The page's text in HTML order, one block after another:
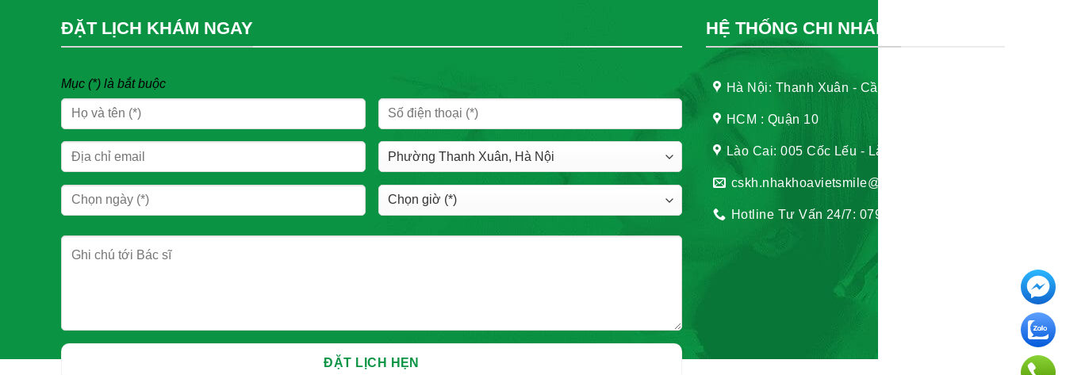
ĐẶT LỊCH KHÁM NGAY
Mục (*) là bắt buộc
HỆ THỐNG CHI NHÁNH
Hà Nội: Thanh Xuân - Cầu Giấy
HCM : Quận 10
Lào Cai: 005 Cốc Lếu - Lào Cai
cskh.nhakhoavietsmile@gmail.com
Hotline Tư Vấn 24/7: 0796 111 888